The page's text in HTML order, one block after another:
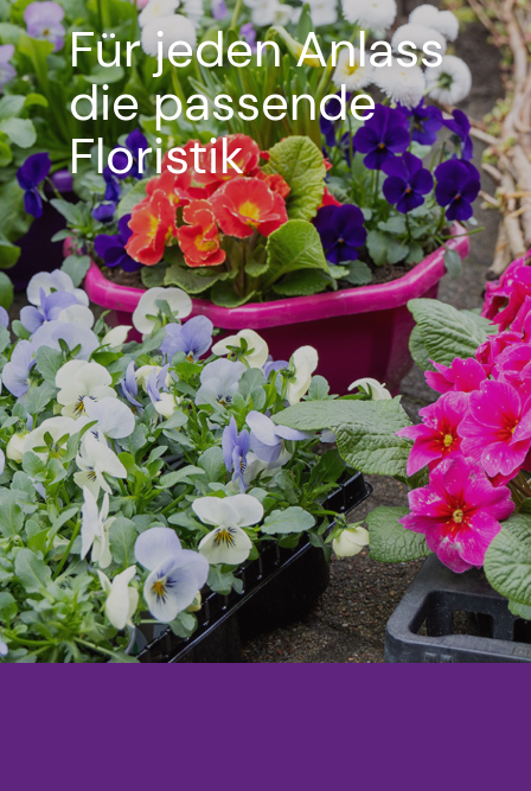
Für jeden Anlass
die passende
Floristik